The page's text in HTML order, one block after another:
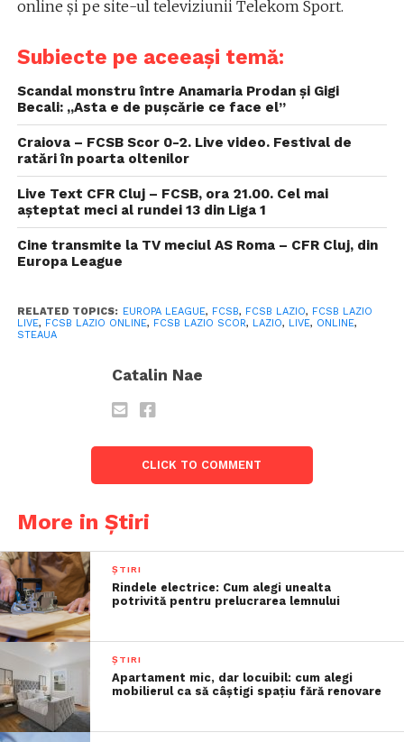
online și pe site-ul televiziunii Telekom Sport.
Subiecte pe aceeași temă:
Scandal monstru între Anamaria Prodan și Gigi
Becali: „Asta e de puşcărie ce face el”
Craiova – FCSB Scor 0-2. Live video. Festival de
ratări în poarta oltenilor
Live Text CFR Cluj – FCSB, ora 21.00. Cel mai
așteptat meci al rundei 13 din Liga 1
Cine transmite la TV meciul AS Roma – CFR Cluj, din
Europa League
RELATED TOPICS: EUROPA LEAGUE, FCSB, FCSB LAZIO, FCSB LAZIO
LIVE, FCSB LAZIO ONLINE, FCSB LAZIO SCOR, LAZIO, LIVE, ONLINE,
STEAUA
Catalin Nae
CLICK TO COMMENT
More in Știri
ȘTIRI
Rindele electrice: Cum alegi unealta
potrivită pentru prelucrarea lemnului
ȘTIRI
Apartament mic, dar locuibil: cum alegi
mobilierul ca să câștigi spațiu fără renovare